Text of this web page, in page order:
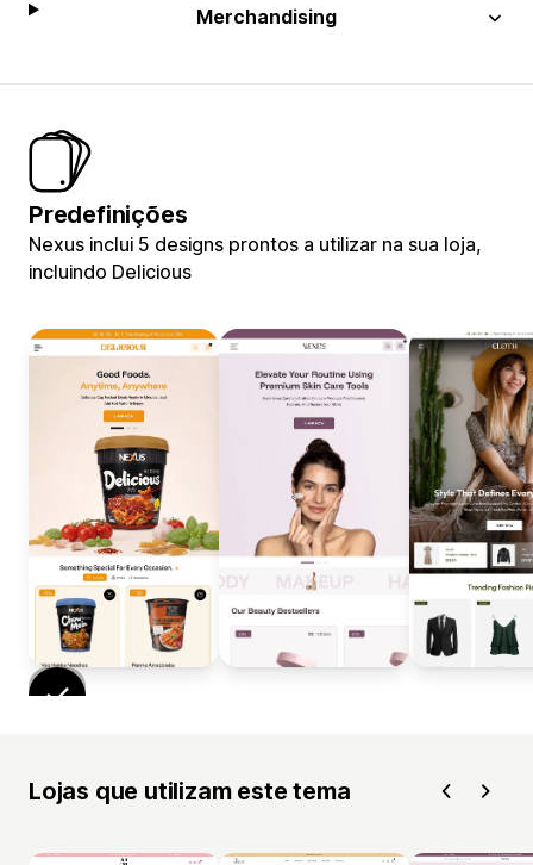
Merchandising
Predefinições
Nexus inclui 5 designs prontos a utilizar na sua loja,
incluindo Delicious
Lojas que utilizam este tema